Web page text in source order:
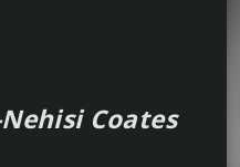
Nehisi Coates